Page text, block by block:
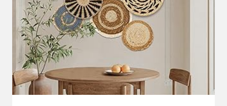
WANDKORBDEKORATION,
SEEGRAS,
RATTAN,
WANDDEKORATION,
UMW…